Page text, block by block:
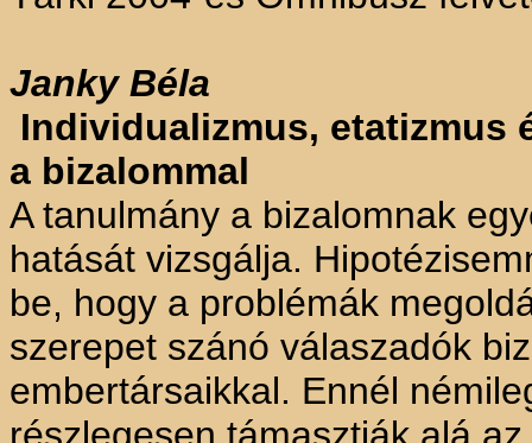
JankyBéla
Individualizmus, etatizmus
a bizalommal
A tanulmány a bizalomnak
hatását vizsgálja.
be, hogy a problémák
szerepet szánó válaszadók
embertársaikkal. Ennél